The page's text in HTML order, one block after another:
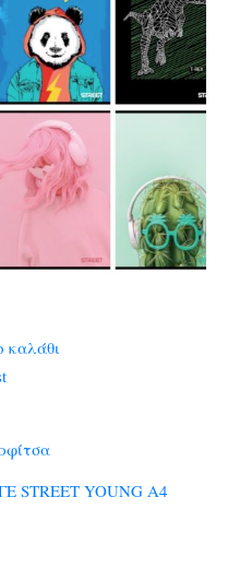
καλάθι
STREET YOUNG A4